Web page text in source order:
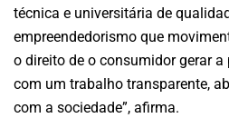
técnica e universitária de
empreendedorismo que
o direito de o consumidor gerar a
com um trabalho transparente,
com a sociedade”, afirma.